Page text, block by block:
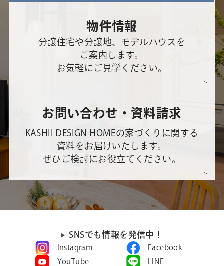
物件情報
分譲住宅や分譲地、モデルハウスを
ご案内します。
お気軽にご見学ください。
お問い合わせ・資料請求
KASHII DESIGN HOMEの家づくりに関する
資料をお届けいたします。
ぜひご検討にお役立てください。
SNSでも情報を発信中！
Instagram
Facebook
YouTube
LINE